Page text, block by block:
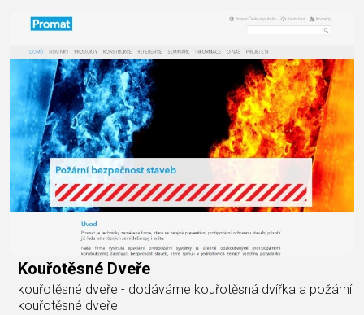
Kouřotěsné Dveře
kouřotěsné dveře - dodáváme kouřotěsná dvířka a požární
kouřotěsné dveře